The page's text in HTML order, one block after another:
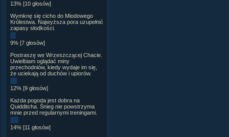
13% [10 głosów]
Wymknę się cicho do Miodowego
Królestwa. Najwyższa pora uzupełnić
zapasy słodkości.
9% [7 głosów]
Postraszę we Wrzeszczącej Chacie.
Uwielbiam oglądać miny
przechodniów, kiedy wydaje im się,
że uciekają od duchów i upiorów.
12% [9 głosów]
Każda pogoda jest dobra na
Quidditcha. Śnieg nie powstrzyma
mnie przed regularnymi treningami.
14% [11 głosów]